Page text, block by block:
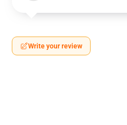
Write your review